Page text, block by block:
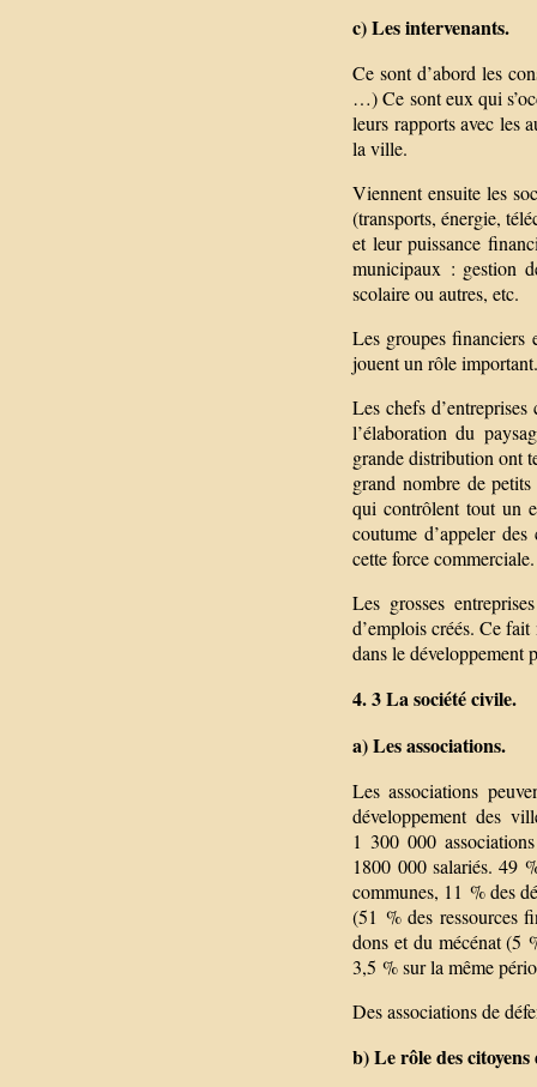
c) Les intervenants.
Ce sont d’abord les
…) Ce sont eux qui
leurs rapports avec les
la ville.
Viennent ensuite les
(transports, énergie,
et leur puissance
municipaux : gestion
scolaire ou autres, etc.
Les groupes financiers
jouent un rôle important.
Les chefs
l’élaboration du
grande distribution ont
grand nombre de
qui contrôlent tout un
coutume d’appeler
cette force commerciale.
Les grosses
d’emplois créés. Ce
dans le développement
4. 3 La société civile.
a) Les associations.
Les associations
développement des
1 300 000
1800 000 salariés. 49
communes, 11 % des
(51 % des ressources
dons et du mécénat (5
3,5 % sur la même
Des associations de
b) Le rôle des citoyens